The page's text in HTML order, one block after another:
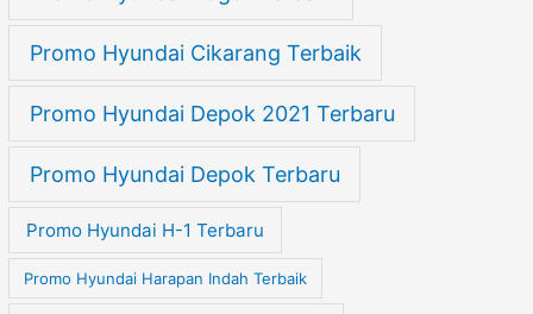
Promo Hyundai Cikarang Terbaik
Promo Hyundai Depok 2021 Terbaru
Promo Hyundai Depok Terbaru
Promo Hyundai H-1 Terbaru
Promo Hyundai Harapan Indah Terbaik